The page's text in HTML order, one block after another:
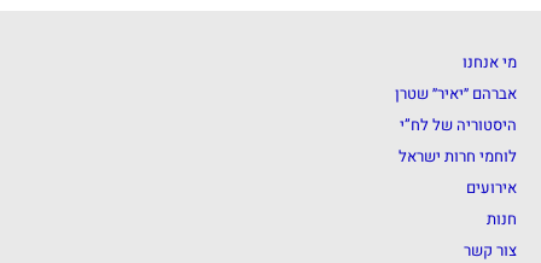
מי אנחנו
אברהם ״יאיר״ שטרן
היסטוריה של לח”י
לוחמי חרות ישראל
אירועים
חנות
צור קשר